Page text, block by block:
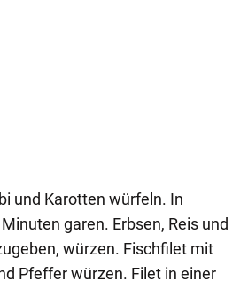
und Karotten würfeln. In
garen. Erbsen, Reis und
würzen. Fischfilet mit
Pfeffer würzen. Filet in einer